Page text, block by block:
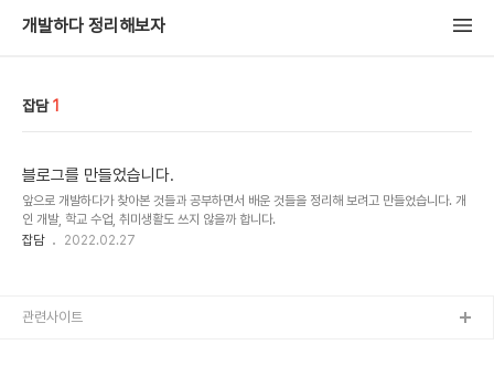
개발하다 정리해보자
잡담 1
블로그를 만들었습니다.
앞으로 개발하다가 찾아본 것들과 공부하면서 배운 것들을 정리해 보려고 만들었습니다. 개
인 개발, 학교 수업, 취미생활도 쓰지 않을까 합니다.
잡담
2022.02.27
관련사이트